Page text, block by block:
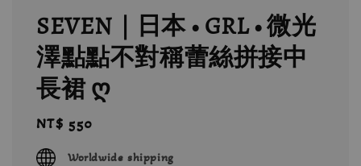
SEVEN｜日本 • GRL • 微光
澤點點不對稱蕾絲拼接中
長裙 ღ
Regular
price
NT$ 550
Worldwide shipping